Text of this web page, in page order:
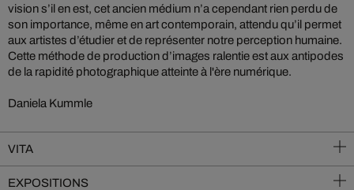
vision s’il en est, cet ancien médium n’a cependant rien perdu de
son importance, même en art contemporain, attendu qu’il permet
aux artistes d’étudier et de représenter notre perception humaine.
Cette méthode de production d’images ralentie est aux antipodes
de la rapidité photographique atteinte à l'ère numérique.
Daniela Kummle
VITA
EXPOSITIONS